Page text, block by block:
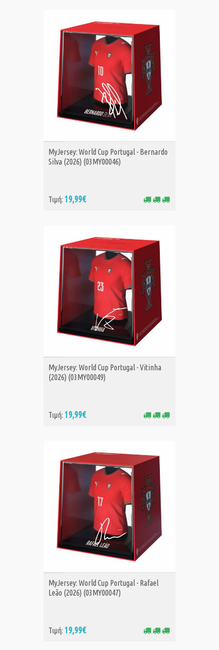
ΑΓΟΡΑ
MyJersey: World Cup Portugal - Bernardo
Silva (2026) (03MY00046)
Τιμή: 19,99€
ΑΓΟΡΑ
MyJersey: World Cup Portugal - Vitinha
(2026) (03MY00049)
Τιμή: 19,99€
ΑΓΟΡΑ
MyJersey: World Cup Portugal - Rafael
Leão (2026) (03MY00047)
Τιμή: 19,99€